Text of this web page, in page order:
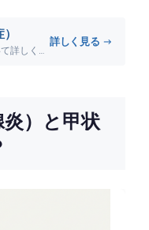
バセドウ病（甲状腺機能亢進症）について詳しく解説します。
詳しく見る →
）と甲状